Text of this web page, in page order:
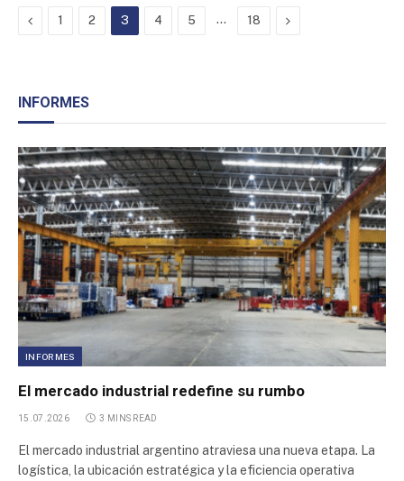
Previous
1 2 3 4 5 … 18 Next
INFORMES
INFORMES
El mercado industrial redefine su rumbo
15.07.2026 3 MINS READ
El mercado industrial argentino atraviesa una nueva etapa. La
logística, la ubicación estratégica y la eficiencia operativa